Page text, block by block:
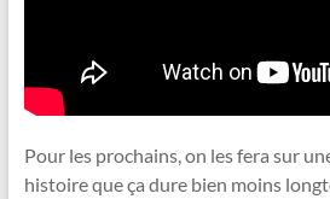
Pour les prochains, on les fera sur
histoire que ça dure bien moins